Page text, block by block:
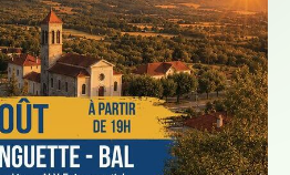
un programme riche en
et grands, dans une ambiance
Plus d'infos